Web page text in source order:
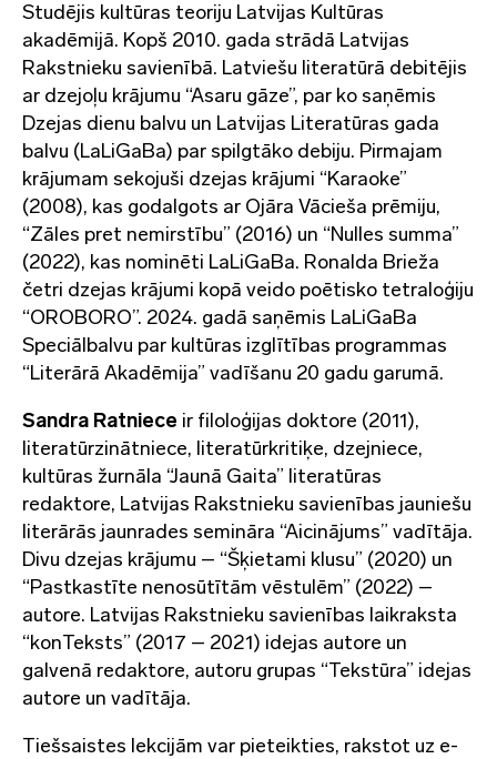
Studējis kultūras teoriju Latvijas Kultūras
akadēmijā. Kopš 2010. gada strādā Latvijas
Rakstnieku savienībā. Latviešu literatūrā debitējis
ar dzejoļu krājumu “Asaru gāze”, par ko saņēmis
Dzejas dienu balvu un Latvijas Literatūras gada
balvu (LaLiGaBa) par spilgtāko debiju. Pirmajam
krājumam sekojuši dzejas krājumi “Karaoke”
(2008), kas godalgots ar Ojāra Vācieša prēmiju,
“Zāles pret nemirstību” (2016) un “Nulles summa”
(2022), kas nominēti LaLiGaBa. Ronalda Brieža
četri dzejas krājumi kopā veido poētisko tetraloģiju
“OROBORO”. 2024. gadā saņēmis LaLiGaBa
Speciālbalvu par kultūras izglītības programmas
“Literārā Akadēmija” vadīšanu 20 gadu garumā.
Sandra Ratniece ir filoloģijas doktore (2011),
literatūrzinātniece, literatūrkritiķe, dzejniece,
kultūras žurnāla “Jaunā Gaita” literatūras
redaktore, Latvijas Rakstnieku savienības jauniešu
literārās jaunrades semināra “Aicinājums” vadītāja.
Divu dzejas krājumu – “Šķietami klusu” (2020) un
“Pastkastīte nenosūtītām vēstulēm” (2022) –
autore. Latvijas Rakstnieku savienības laikraksta
“konTeksts” (2017 – 2021) idejas autore un
galvenā redaktore, autoru grupas “Tekstūra” idejas
autore un vadītāja.
Tiešsaistes lekcijām var pieteikties, rakstot uz e-